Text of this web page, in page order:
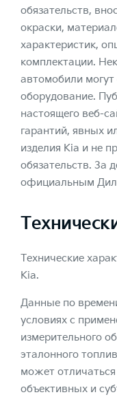
обязательств,
окраски,
характеристик,
комплектации.
автомобили
оборудование.
настоящего веб-
гарантий, явных
изделия Kia и не
обязательств. За
официальным
Технические
Kia.
Данные по
условиях с
измерительного
эталонного
может
объективных и